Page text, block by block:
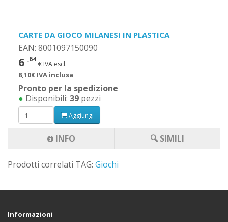
CARTE DA GIOCO MILANESI IN PLASTICA
EAN: 8001097150090
6 ,64
€ IVA escl.
8,10€ IVA inclusa
Pronto per la spedizione
● Disponibili: 39 pezzi
Aggiungi
INFO 🔍 SIMILI
Prodotti correlati TAG: Giochi
Informazioni